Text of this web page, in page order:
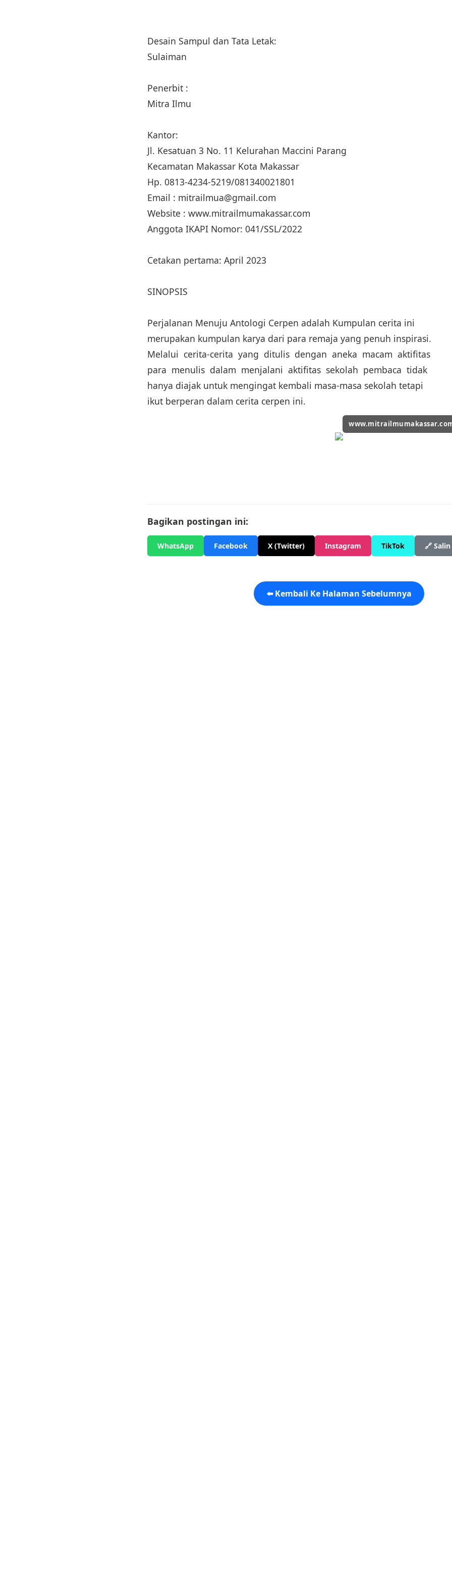
Desain Sampul dan Tata Letak:
Sulaiman
Penerbit :
Mitra Ilmu
Kantor:
Jl. Kesatuan 3 No. 11 Kelurahan Maccini Parang
Kecamatan Makassar Kota Makassar
Hp. 0813-4234-5219/081340021801
Email : mitrailmua@gmail.com
Website : www.mitrailmumakassar.com
Anggota IKAPI Nomor: 041/SSL/2022
Cetakan pertama: April 2023
SINOPSIS
Perjalanan Menuju Antologi Cerpen adalah Kumpulan cerita ini
merupakan kumpulan karya dari para remaja yang penuh inspirasi.
Melalui cerita-cerita yang ditulis dengan aneka macam aktifitas
para menulis dalam menjalani aktifitas sekolah pembaca tidak
hanya diajak untuk mengingat kembali masa-masa sekolah tetapi
ikut berperan dalam cerita cerpen ini.
Bagikan postingan ini:
WhatsApp Facebook X (Twitter) Instagram TikTok 🔗
⬅️ Kembali Ke Halaman Sebelumnya